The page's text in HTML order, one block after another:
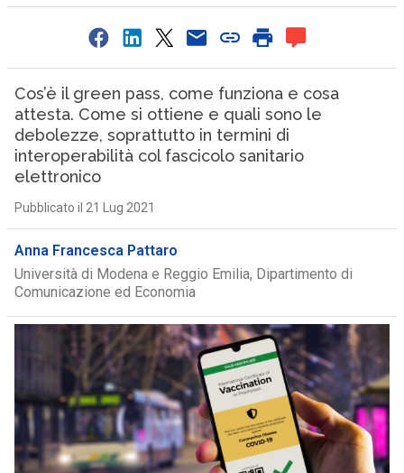
Cos’è il green pass, come funziona e cosa
attesta. Come si ottiene e quali sono le
debolezze, soprattutto in termini di
interoperabilità col fascicolo sanitario
elettronico
Pubblicato il 21 Lug 2021
Anna Francesca Pattaro
Università di Modena e Reggio Emilia, Dipartimento di
Comunicazione ed Economia